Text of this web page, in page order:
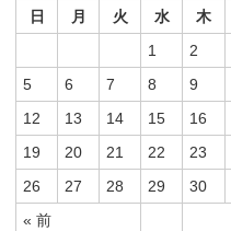
日
月 火 水 木
« 前
1 2
5
6 7 8 9
12
13 14 15 16
19
20 21 22 23
26
27 28 29 30